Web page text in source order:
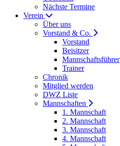
Nächste Termine
Verein
Über uns
Vorstand & Co.
Vorstand
Beisitzer
Mannschaftsführer
Trainer
Chronik
Mitglied werden
DWZ Liste
Mannschaften
1. Mannschaft
2. Mannschaft
3. Mannschaft
4. Mannschaft